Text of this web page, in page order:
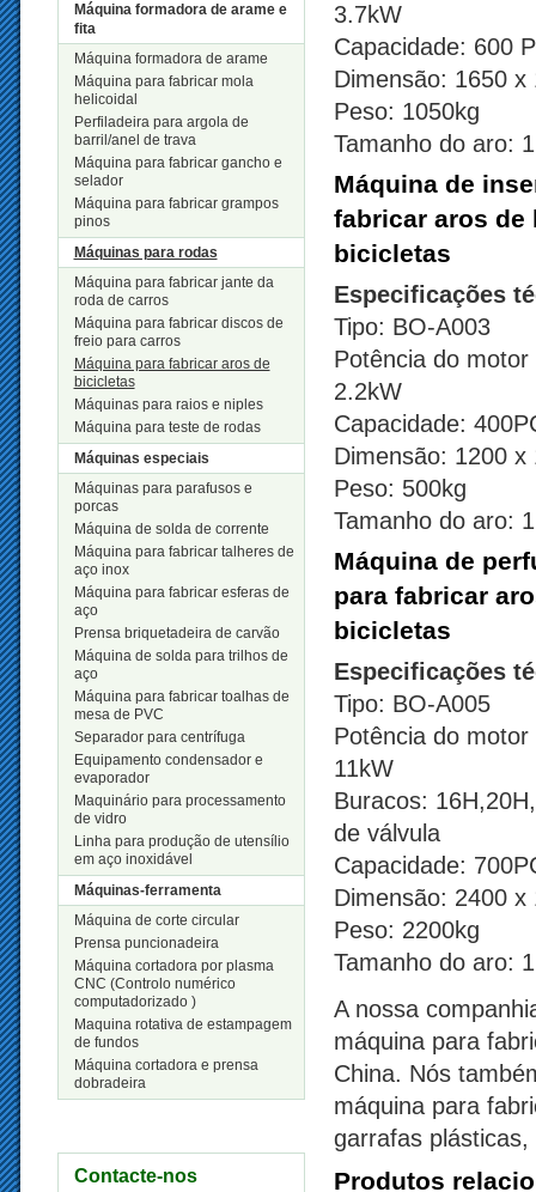
Máquina formadora de arame e
fita
Máquina formadora de arame
Máquina para fabricar mola
helicoidal
Perfiladeira para argola de
barril/anel de trava
Máquina para fabricar gancho e
selador
Máquina para fabricar grampos
pinos
Máquinas para rodas
Máquina para fabricar jante da
roda de carros
Máquina para fabricar discos de
freio para carros
Máquina para fabricar aros de
bicicletas
Máquinas para raios e niples
Máquina para teste de rodas
Máquinas especiais
Máquinas para parafusos e
porcas
Máquina de solda de corrente
Máquina para fabricar talheres de
aço inox
Máquina para fabricar esferas de
aço
Prensa briquetadeira de carvão
Máquina de solda para trilhos de
aço
Máquina para fabricar toalhas de
mesa de PVC
Separador para centrífuga
Equipamento condensador e
evaporador
Maquinário para processamento
de vidro
Linha para produção de utensílio
em aço inoxidável
Máquinas-ferramenta
Máquina de corte circular
Prensa puncionadeira
Máquina cortadora por plasma
CNC (Controlo numérico
computadorizado )
Maquina rotativa de estampagem
de fundos
Máquina cortadora e prensa
dobradeira
Contacte-nos
3.7kW
Capacidade: 600
Dimensão: 1650 x
Peso: 1050kg
Tamanho do aro:
Máquina de
fabricar aros de
bicicletas
Especificações
Tipo: BO-A003
Potência do
2.2kW
Capacidade:
Dimensão: 1200 x
Peso: 500kg
Tamanho do aro:
Máquina de
para fabricar
bicicletas
Especificações
Tipo: BO-A005
Potência do
11kW
Buracos:
de válvula
Capacidade:
Dimensão: 2400 x
Peso: 2200kg
Tamanho do aro:
A nossa
máquina para
China. Nós
máquina para
garrafas
Produtos